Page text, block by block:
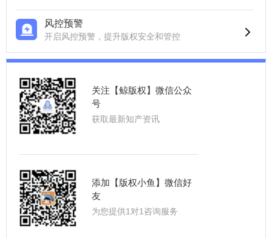
风控预警
开启风控预警，提升版权安全和管控
关注【鲸版权】微信公众
号
获取最新知产资讯
添加【版权小鱼】微信好
友
为您提供1对1咨询服务